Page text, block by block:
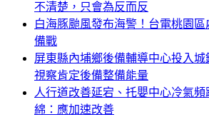
不清楚，只會為反而反
白海豚颱風發布海警！台電桃園
備戰
屏東縣內埔鄉後備輔導中心投入
視察肯定後備整備能量
人行道改善延宕、托嬰中心冷氣
綿：應加速改善